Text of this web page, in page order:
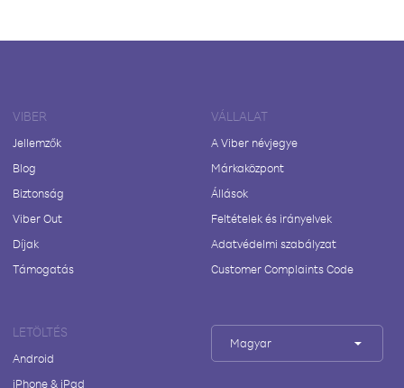
VIBER
Jellemzők
Blog
Biztonság
Viber Out
Díjak
Támogatás
VÁLLALAT
A Viber névjegye
Márkaközpont
Állások
Feltételek és irányelvek
Adatvédelmi szabályzat
Customer Complaints Code
LETÖLTÉS
Android
iPhone & iPad
Magyar